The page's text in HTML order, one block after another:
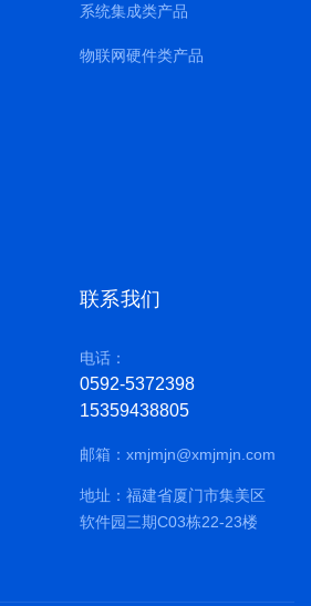
系统集成类产品
物联网硬件类产品
联系我们
电话：
0592-5372398
15359438805
邮箱： xmjmjn@xmjmjn.com
地址：福建省厦门市集美区
软件园三期C03栋22-23楼